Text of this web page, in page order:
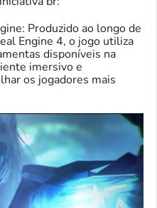
Produzido ao longo de
Engine 4, o jogo utiliza
disponíveis na
imersivo e
os jogadores mais